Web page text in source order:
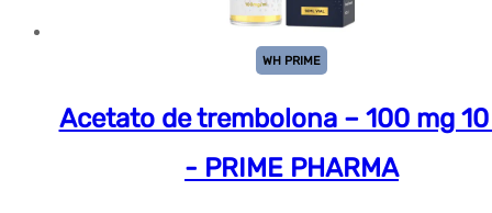
WH PRIME
Acetato de trembolona – 100 mg
- PRIME PHARMA